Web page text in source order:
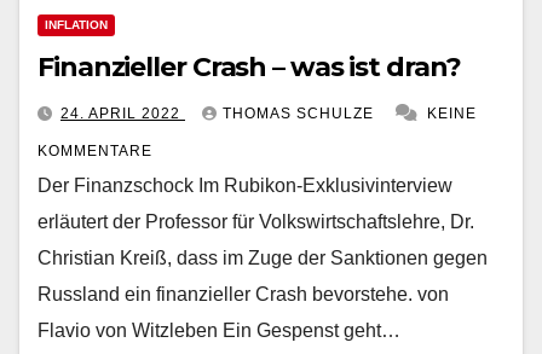
INFLATION
Finanzieller Crash – was ist dran?
24. APRIL 2022 THOMAS SCHULZE KEINE
KOMMENTARE
Der Finanzschock Im Rubikon-Exklusivinterview
erläutert der Professor für Volkswirtschaftslehre, Dr.
Christian Kreiß, dass im Zuge der Sanktionen gegen
Russland ein finanzieller Crash bevorstehe. von
Flavio von Witzleben Ein Gespenst geht…